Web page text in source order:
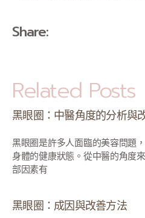
Share:
Related Posts
黑眼圈：中醫角度的分析與
黑眼圈是許多人面臨的美容問題
身體的健康狀態。從中醫的角度
部因素有
黑眼圈：成因與改善方法